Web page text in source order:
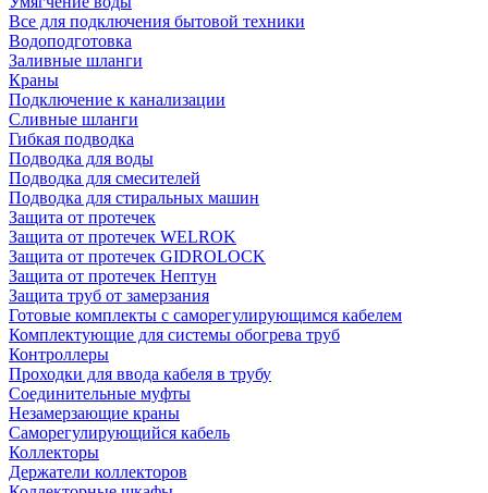
Все для подключения бытовой техники
Водоподготовка
Заливные шланги
Краны
Подключение к канализации
Сливные шланги
Гибкая подводка
Подводка для воды
Подводка для смесителей
Подводка для стиральных машин
Защита от протечек
Защита от протечек WELROK
Защита от протечек GIDROLOCK
Защита от протечек Нептун
Защита труб от замерзания
Готовые комплекты с саморегулирующимся кабелем
Комплектующие для системы обогрева труб
Контроллеры
Проходки для ввода кабеля в трубу
Соединительные муфты
Незамерзающие краны
Саморегулирующийся кабель
Коллекторы
Держатели коллекторов